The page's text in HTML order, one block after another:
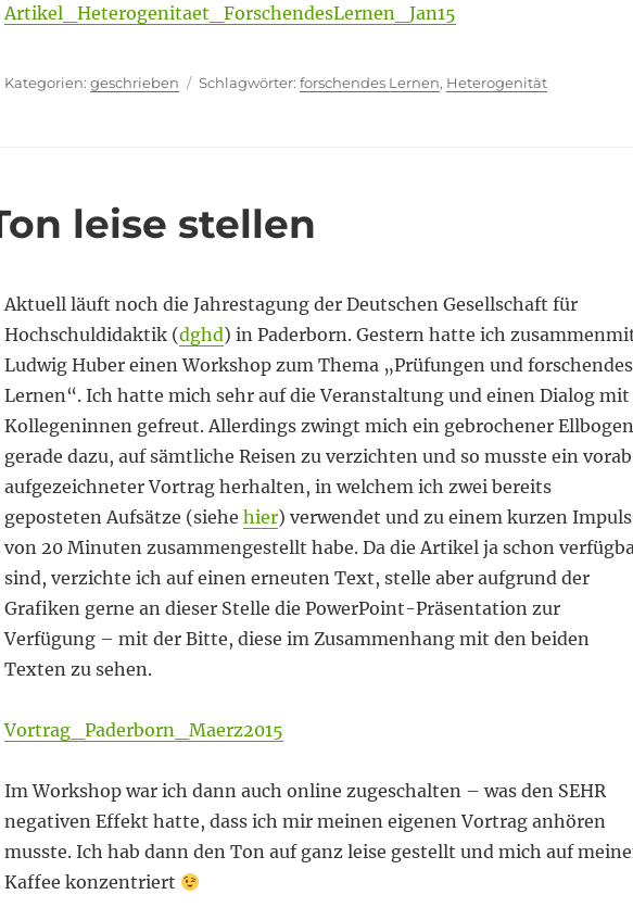
Artikel_Heterogenitaet_ForschendesLernen_Jan15
Kategorien
geschrieben Schlagwörter
forschendes Lernen, Heterogenität
leise stellen
Aktuell läuft noch die Jahrestagung der Deutschen Gesellschaft für
Hochschuldidaktik (dghd) in Paderborn. Gestern hatte ich
Ludwig Huber einen Workshop zum Thema „Prüfungen und forschendes
Lernen“. Ich hatte mich sehr auf die Veranstaltung und einen Dialog mit
Kollegeninnen gefreut. Allerdings zwingt mich ein gebrochener Ellbogen
gerade dazu, auf sämtliche Reisen zu verzichten und so musste ein vorab
aufgezeichneter Vortrag herhalten, in welchem ich zwei bereits
geposteten Aufsätze (siehe hier) verwendet und zu einem kurzen Impuls
von 20 Minuten zusammengestellt habe. Da die Artikel ja schon
sind, verzichte ich auf einen erneuten Text, stelle aber aufgrund der
Grafiken gerne an dieser Stelle die PowerPoint-Präsentation zur
Verfügung – mit der Bitte, diese im Zusammenhang mit den beiden
Texten zu sehen.
Vortrag_Paderborn_Maerz2015
Im Workshop war ich dann auch online zugeschalten – was den SEHR
negativen Effekt hatte, dass ich mir meinen eigenen Vortrag anhören
musste. Ich hab dann den Ton auf ganz leise gestellt und mich auf
Kaffee konzentriert